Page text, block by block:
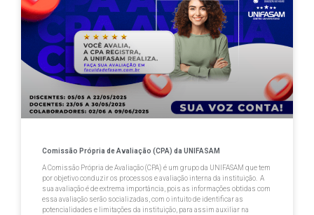
Comissão Própria de Avaliação (CPA) da UNIFASAM
A Comissão Própria de Avaliação (CPA) é um grupo da UNIFASAM que tem
por objetivo conduzir os processos e avaliação interna da instituição. A
sua avaliação é de extrema importância, pois as informações obtidas com
essa avaliação serão socializadas, com o intuito de identificar as
potencialidades e limitações da instituição, para assim auxiliar na